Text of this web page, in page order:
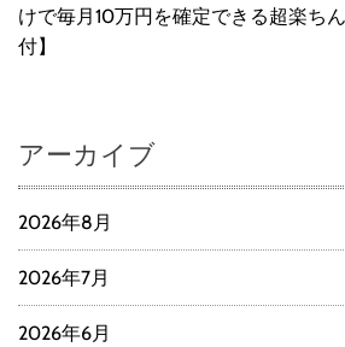
けで毎月10万円を確定できる超楽ち
付】
アーカイブ
2026年8月
2026年7月
2026年6月